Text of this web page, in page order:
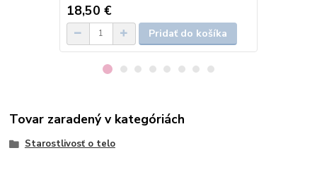
18,50 €
Pridať do košíka
Tovar zaradený v kategóriách
Starostlivosť o telo